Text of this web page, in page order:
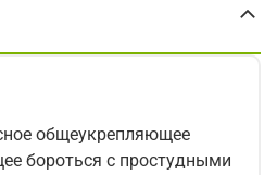
общеукрепляющее
бороться с простудными